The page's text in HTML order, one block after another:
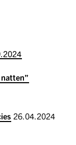
26.04.2024